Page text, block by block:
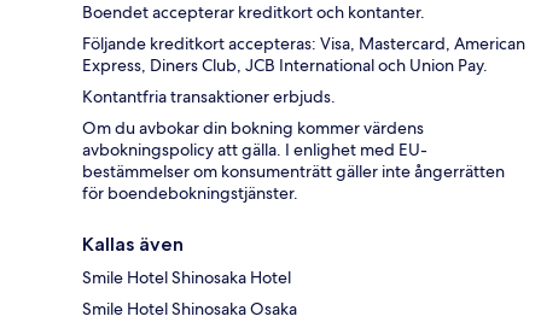
Boendet accepterar kreditkort och kontanter.
Följande kreditkort accepteras: Visa, Mastercard, American
Express, Diners Club, JCB International och Union Pay.
Kontantfria transaktioner erbjuds.
Om du avbokar din bokning kommer värdens
avbokningspolicy att gälla. I enlighet med EU-
bestämmelser om konsumenträtt gäller inte ångerrätten
för boendebokningstjänster.
Kallas även
Smile Hotel Shinosaka Hotel
Smile Hotel Shinosaka Osaka